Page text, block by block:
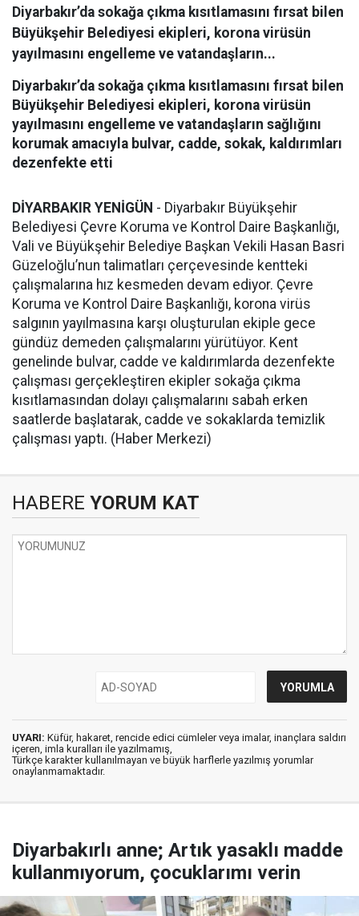
Diyarbakır’da sokağa çıkma kısıtlamasını fırsat bilen
Büyükşehir Belediyesi ekipleri, korona virüsün
yayılmasını engelleme ve vatandaşların...
Diyarbakır’da sokağa çıkma kısıtlamasını fırsat bilen
Büyükşehir Belediyesi ekipleri, korona virüsün
yayılmasını engelleme ve vatandaşların sağlığını
korumak amacıyla bulvar, cadde, sokak, kaldırımları
dezenfekte etti
DİYARBAKIR YENİGÜN - Diyarbakır Büyükşehir
Belediyesi Çevre Koruma ve Kontrol Daire Başkanlığı,
Vali ve Büyükşehir Belediye Başkan Vekili Hasan Basri
Güzeloğlu’nun talimatları çerçevesinde kentteki
çalışmalarına hız kesmeden devam ediyor. Çevre
Koruma ve Kontrol Daire Başkanlığı, korona virüs
salgının yayılmasına karşı oluşturulan ekiple gece
gündüz demeden çalışmalarını yürütüyor. Kent
genelinde bulvar, cadde ve kaldırımlarda dezenfekte
çalışması gerçekleştiren ekipler sokağa çıkma
kısıtlamasından dolayı çalışmalarını sabah erken
saatlerde başlatarak, cadde ve sokaklarda temizlik
çalışması yaptı. (Haber Merkezi)
HABERE YORUM KAT
UYARI: Küfür, hakaret, rencide edici cümleler veya imalar, inançlara saldırı
içeren, imla kuralları ile yazılmamış,
Türkçe karakter kullanılmayan ve büyük harflerle yazılmış yorumlar
onaylanmamaktadır.
Diyarbakırlı anne; Artık yasaklı madde
kullanmıyorum, çocuklarımı verin